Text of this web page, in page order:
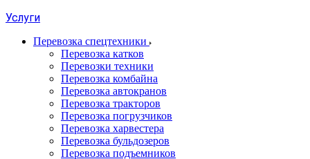
Услуги
Перевозка спецтехники
Перевозка катков
Перевозки техники
Перевозка комбайна
Перевозка автокранов
Перевозка тракторов
Перевозка погрузчиков
Перевозка харвестера
Перевозка бульдозеров
Перевозка подъемников